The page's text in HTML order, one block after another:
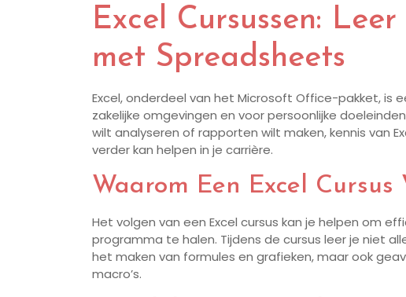
Excel Cursussen:
met Spreadsheets
Excel, onderdeel van het Microsoft Office-pakket, is
zakelijke omgevingen en voor persoonlijke
wilt analyseren of rapporten wilt maken, kennis van
verder kan helpen in je carrière.
Waarom Een Excel Cursus
Het volgen van een Excel cursus kan je helpen om
programma te halen. Tijdens de cursus leer je niet
het maken van formules en grafieken, maar ook
macro’s.